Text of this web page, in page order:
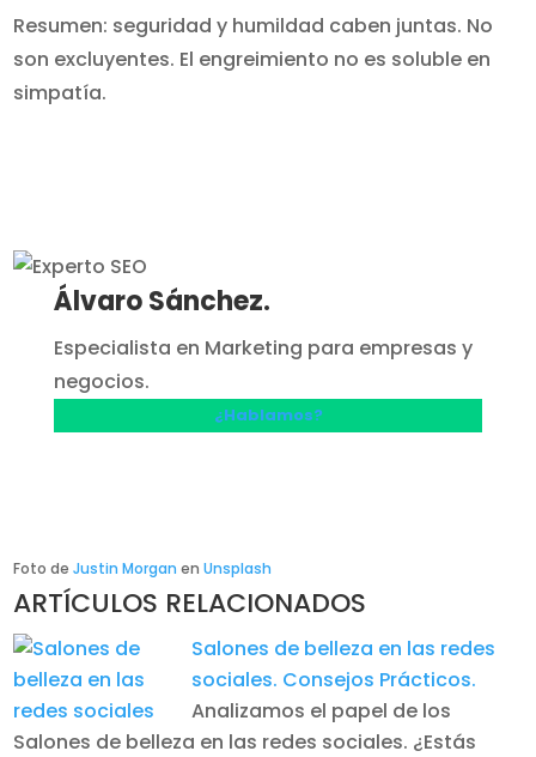
Resumen: seguridad y humildad caben juntas. No
son excluyentes. El engreimiento no es soluble en
simpatía.
Álvaro Sánchez.
Especialista en Marketing para empresas y
negocios.
¿Hablamos?
Foto deJustin Morgan enUnsplash
ARTÍCULOS RELACIONADOS
Salones de belleza en las redes
sociales. Consejos Prácticos.
Analizamos el papel de los
Salones de belleza en las redes sociales. ¿Estás